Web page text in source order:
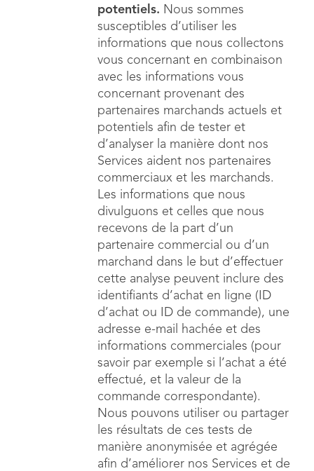
potentiels. Nous sommes
susceptibles d’utiliser les
informations que nous collectons
vous concernant en combinaison
avec les informations vous
concernant provenant des
partenaires marchands actuels et
potentiels afin de tester et
d’analyser la manière dont nos
Services aident nos partenaires
commerciaux et les marchands.
Les informations que nous
divulguons et celles que nous
recevons de la part d’un
partenaire commercial ou d’un
marchand dans le but d’effectuer
cette analyse peuvent inclure des
identifiants d’achat en ligne (ID
d’achat ou ID de commande), une
adresse e-mail hachée et des
informations commerciales (pour
savoir par exemple si l’achat a été
effectué, et la valeur de la
commande correspondante).
Nous pouvons utiliser ou partager
les résultats de ces tests de
manière anonymisée et agrégée
afin d’améliorer nos Services et de